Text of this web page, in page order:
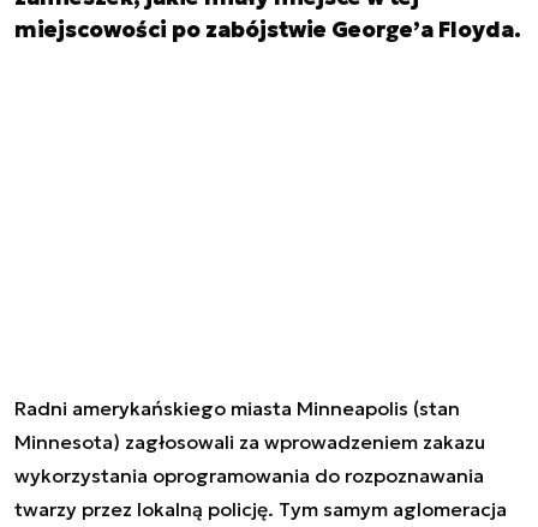
miejscowości po zabójstwie George’a Floyda.
Radni amerykańskiego miasta Minneapolis (stan
Minnesota) zagłosowali za wprowadzeniem zakazu
wykorzystania oprogramowania do rozpoznawania
twarzy przez lokalną policję. Tym samym aglomeracja